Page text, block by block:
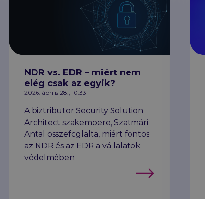
NDR vs. EDR – miért nem
elég csak az egyik?
2026. április 28., 10:33
A biztributor Security Solution
Architect szakembere, Szatmári
Antal összefoglalta, miért fontos
az NDR és az EDR a vállalatok
védelmében.
Tovább